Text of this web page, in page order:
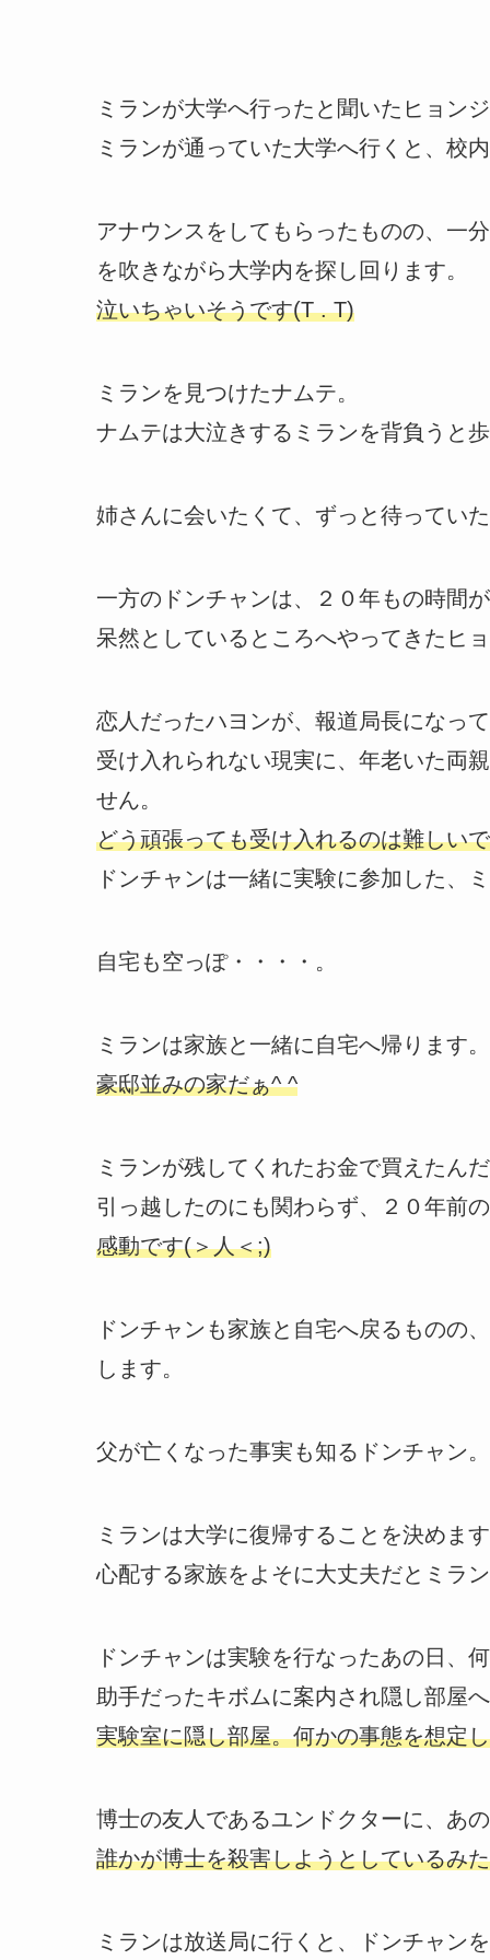
ミランが大学へ行ったと聞いたヒョン
ミランが通っていた大学へ行くと、校
アナウンスをしてもらったものの、一
を吹きながら大学内を探し回ります。
泣いちゃいそうです(T . T)
ミランを見つけたナムテ。
ナムテは大泣きするミランを背負うと
姉さんに会いたくて、ずっと待ってい
一方のドンチャンは、２０年もの時間
呆然としているところへやってきたヒ
恋人だったハヨンが、報道局長になっ
受け入れられない現実に、年老いた両
せん。
どう頑張っても受け入れるのは難しい
ドンチャンは一緒に実験に参加した、
自宅も空っぽ・・・・。
ミランは家族と一緒に自宅へ帰ります。
豪邸並みの家だぁ^ ^
ミランが残してくれたお金で買えたん
引っ越したのにも関わらず、２０年前
感動です(＞人＜;)
ドンチャンも家族と自宅へ戻るものの
します。
父が亡くなった事実も知るドンチャン。
ミランは大学に復帰することを決めま
心配する家族をよそに大丈夫だとミラ
ドンチャンは実験を行なったあの日、
助手だったキボムに案内され隠し部屋
実験室に隠し部屋。何かの事態を想定
博士の友人であるユンドクターに、あ
誰かが博士を殺害しようとしているみ
ミランは放送局に行くと、ドンチャン